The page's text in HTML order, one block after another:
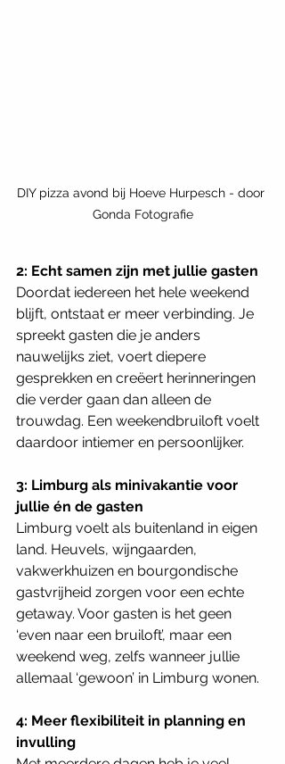
DIY pizza avond bij Hoeve Hurpesch - door
Gonda Fotografie
2: Echt samen zijn met jullie gasten
Doordat iedereen het hele weekend
blijft, ontstaat er meer verbinding. Je
spreekt gasten die je anders
nauwelijks ziet, voert diepere
gesprekken en creëert herinneringen
die verder gaan dan alleen de
trouwdag. Een weekendbruiloft voelt
daardoor intiemer en persoonlijker.
3: Limburg als minivakantie voor
jullie én de gasten
Limburg voelt als buitenland in eigen
land. Heuvels, wijngaarden,
vakwerkhuizen en bourgondische
gastvrijheid zorgen voor een echte
getaway. Voor gasten is het geen
‘even naar een bruiloft’, maar een
weekend weg, zelfs wanneer jullie
allemaal ‘gewoon’ in Limburg wonen.
4: Meer flexibiliteit in planning en
invulling